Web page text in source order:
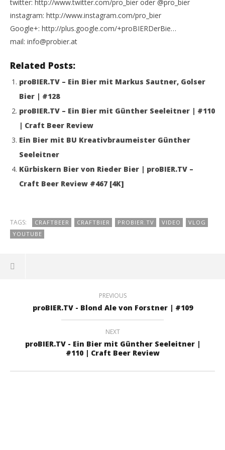
twitter: http://www.twitter.com/pro_bier oder @pro_bier
instagram: http://www.instagram.com/pro_bier
Google+: http://plus.google.com/+proBIERDerBie…
mail: info@probier.at
Related Posts:
proBIER.TV – Ein Bier mit Markus Sautner, Golser
Bier | #128
proBIER.TV – Ein Bier mit Günther Seeleitner | #110
| Craft Beer Review
Ein Bier mit BU Kreativbraumeister Günther
Seeleitner
Kürbiskern Bier von Rieder Bier | proBIER.TV –
Craft Beer Review #467 [4K]
TAGS: CRAFTBEER CRAFTBIER PROBIER.TV VIDEO
VLOG
YOUTUBE
PREVIOUS
proBIER.TV - Blond Ale von Forstner | #109
NEXT
proBIER.TV - Ein Bier mit Günther Seeleitner |
#110 | Craft Beer Review